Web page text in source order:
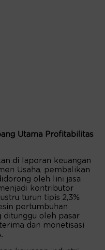
Utama Profitabilitas
di laporan keuangan
Usaha, pembalikan
oleh lini jasa
kontributor
turun tipis 2,3%
pertumbuhan
ditunggu oleh pasar
dan monetisasi